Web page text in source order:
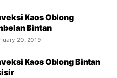
Kaos Oblong
Bintan
20, 2019
Kaos Oblong Bintan